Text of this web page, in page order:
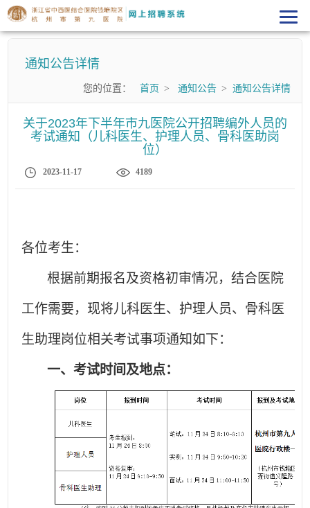
通知公告详情
您的位置： 首页 > 通知公告 > 通知公告详情
关于2023年下半年市九医院公开招聘编外人员的
考试通知（儿科医生、护理人员、骨科医助岗
位）
2023-11-17 4189
各位考生：
根据前期报名及资格初审情况，结合医院
工作需要，现将儿科医生、护理人员、骨科医
生助理岗位相关考试事项通知如下：
一、考试时间及地点：